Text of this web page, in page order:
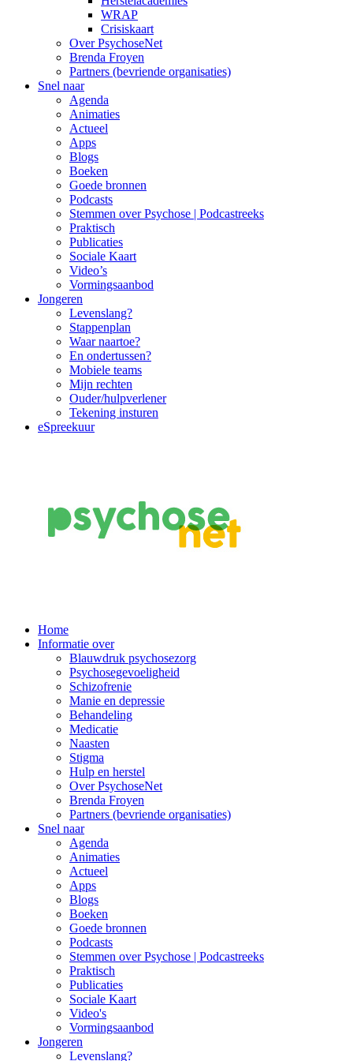
WRAP
Crisiskaart
Over PsychoseNet
Brenda Froyen
Partners (bevriende organisaties)
Snel naar
Agenda
Animaties
Actueel
Apps
Blogs
Boeken
Goede bronnen
Podcasts
Stemmen over Psychose | Podcastreeks
Praktisch
Publicaties
Sociale Kaart
Video’s
Vormingsaanbod
Jongeren
Levenslang?
Stappenplan
Waar naartoe?
En ondertussen?
Mobiele teams
Mijn rechten
Ouder/hulpverlener
Tekening insturen
eSpreekuur
Main
Navigation
Home
Informatie over
Blauwdruk psychosezorg
Psychosegevoeligheid
Schizofrenie
Manie en depressie
Behandeling
Medicatie
Naasten
Stigma
Hulp en herstel
Over PsychoseNet
Brenda Froyen
Partners (bevriende organisaties)
Snel naar
Agenda
Animaties
Actueel
Apps
Blogs
Boeken
Goede bronnen
Podcasts
Stemmen over Psychose | Podcastreeks
Praktisch
Publicaties
Sociale Kaart
Video's
Vormingsaanbod
Jongeren
Levenslang?